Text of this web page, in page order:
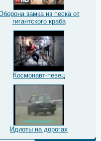
замка из песка от
гигантского краба
Космонавт-певец
Идиоты на дорогах